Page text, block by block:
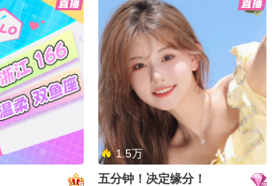
1.5万
五分钟！决定缘分！